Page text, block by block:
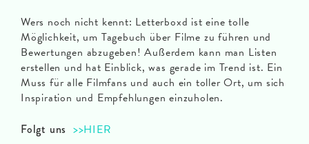
Wers noch nicht kennt: Letterboxd ist eine tolle
Möglichkeit, um Tagebuch über Filme zu führen und
Bewertungen abzugeben! Außerdem kann man Listen
erstellen und hat Einblick, was gerade im Trend ist. Ein
Muss für alle Filmfans und auch ein toller Ort, um sich
Inspiration und Empfehlungen einzuholen.
Folgt uns >>HIER